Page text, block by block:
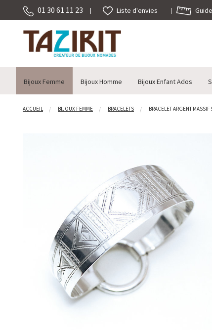
01 30 61 11 23 Liste d'envies
Bijoux Femme Bijoux Homme Bijoux Enfant Ados
ACCUEIL BIJOUX FEMME BRACELETS BRACELET ARGENT